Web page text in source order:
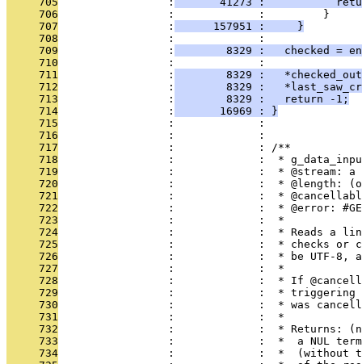
     706
                 :             :         }
     707
                 :
      157951 :     }
     708
                 :             :
     709
                 :
8329 :   checked =
     710
                 :             :
     711
                 :
8329 :
     712
                 :
8329 :
     713
                 :
        8329 :   return -1;
     714
                 :
       16969 : }
     715
:
     716
                 :             :
     717
                 :             : /**
     718
:             :  *
     719
:             :  * @stream: a
     720
:             :  * @length:
     721
:             :  *
     722
:             :  * @error:
     723
                 :             :  *
     724
:             :  * Reads a
     725
:             :  * checks or
     726
:             :  * be UTF-8,
     727
                 :             :  *
     728
:             :  * If
     729
:             :  *
     730
:             :  * was
     731
                 :             :  *
     732
:             :  * Returns:
     733
:             :  *  a NUL
     734
:             :  *  (without